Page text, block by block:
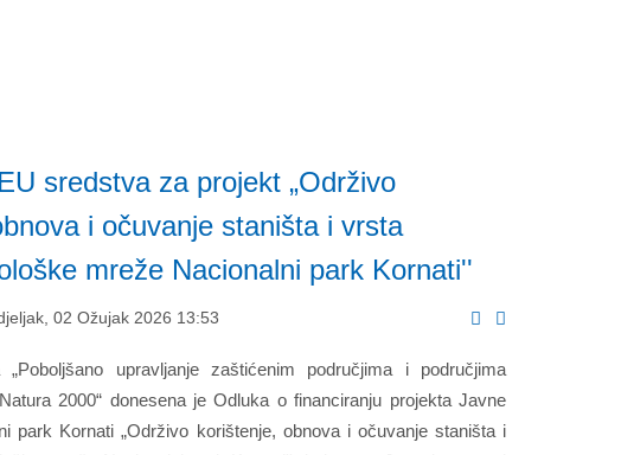
sredstva za projekt „Održivo
i očuvanje staništa i vrsta
mreže Nacionalni park Kornati''
02 Ožujak 2026 13:53
upravljanje zaštićenim područjima i područjima
2000“ donesena je Odluka o financiranju projekta Javne
park Kornati „Održivo korištenje, obnova i očuvanje staništa i